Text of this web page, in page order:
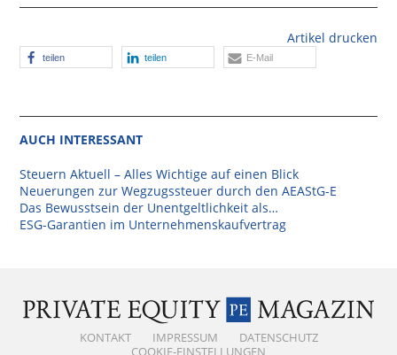
Artikel drucken
teilen teilen E-Mail
AUCH INTERESSANT
Steuern Aktuell – Alles Wichtige auf einen Blick
Neuerungen zur Wegzugssteuer durch den AEAStG-E
Das Bewusstsein der Unentgeltlichkeit als…
ESG-Garantien im Unternehmenskaufvertrag
KONTAKT IMPRESSUM
DATENSCHUTZ
COOKIE-EINSTELLUNGEN